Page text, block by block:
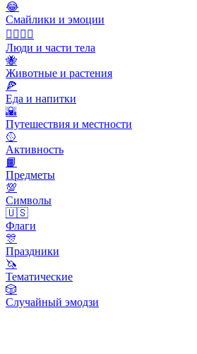
😂
Смайлики и эмоции
👩‍❤️‍💋‍👨
Люди и части тела
🐝
Животные и растения
🍕
Еда и напитки
🌇
Путешествия и местности
🥎
Активность
📙
Предметы
💯
Символы
🇺🇸
Флаги
🎊
Праздники
🦄
Тематические
🎲
Случайный эмодзи